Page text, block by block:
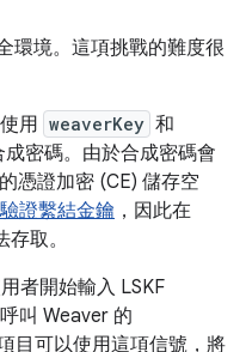
環境。這項挑戰的難度很
用 weaverKey 和
密碼。由於合成密碼會
的憑證加密 (CE) 儲存空
證繫結金鑰 ，因此在
取。
者開始輸入 LSKF
叫 Weaver 的
目可以使用這項信號，將